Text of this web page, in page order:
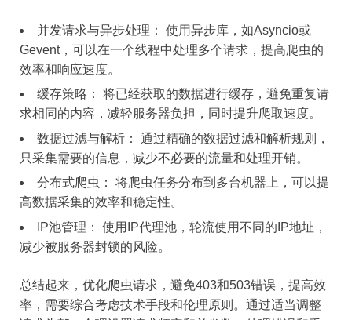
并发请求与异步处理： 使用异步库，如Asyncio或
Gevent，可以在一个线程中处理多个请求，提高爬虫的
效率和响应速度。
缓存策略： 将已经获取的数据进行缓存，避免重复请
求相同的内容，减轻服务器负担，同时提升爬取速度。
数据过滤与解析： 通过精确的数据过滤和解析规则，
只采集需要的信息，减少不必要的流量和处理开销。
分布式爬虫： 将爬虫任务分布到多台机器上，可以提
高数据采集的效率和稳定性。
IP池管理： 使用IP代理池，轮流使用不同的IP地址，
减少被服务器封锁的风险。
总结起来，优化爬虫请求，避免403和503错误，提高效
率，需要综合考虑技术手段和伦理原则。通过适当调整